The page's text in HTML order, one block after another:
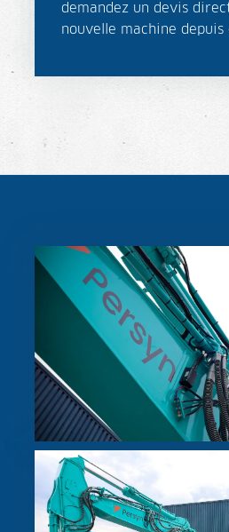
demandez un devis
nouvelle machine